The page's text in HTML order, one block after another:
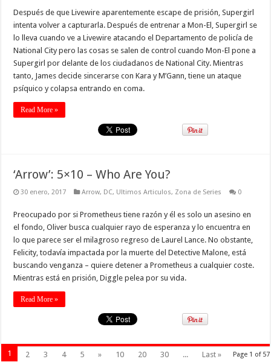
Después de que Livewire aparentemente escape de prisión, Supergirl
intenta volver a capturarla. Después de entrenar a Mon-El, Supergirl se
lo lleva cuando ve a Livewire atacando el Departamento de policía de
National City pero las cosas se salen de control cuando Mon-El pone a
Supergirl por delante de los ciudadanos de National City. Mientras
tanto, James decide sincerarse con Kara y M’Gann, tiene un ataque
psíquico y colapsa entrando en coma.
Read More »
‘Arrow’: 5×10 – Who Are You?
30 enero, 2017 Arrow, DC, Ultimos Articulos, Zona de Series 0
Preocupado por si Prometheus tiene razón y él es solo un asesino en
el fondo, Oliver busca cualquier rayo de esperanza y lo encuentra en
lo que parece ser el milagroso regreso de Laurel Lance. No obstante,
Felicity, todavía impactada por la muerte del Detective Malone, está
buscando venganza – quiere detener a Prometheus a cualquier coste.
Mientras está en prisión, Diggle pelea por su vida.
Read More »
Page 1 of 57
1 2 3 4 5 » 10 20 30 ... Last »